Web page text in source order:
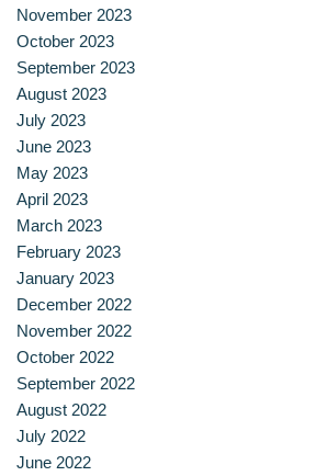
จำนวนบุคลากรและนักศึกษาโรงเรียนการเรือน
ตารางเรียน
ทำเนียบคณบดี
ทิศทางการดำเนินงานของมหาวิทยาลัยสวนดุสิต
ทุนการศึกษา
นักศึกษา
บันทึกเทปกิจกรรม
บุคลากรสายวิชาการ
บุคลากรสายสนับสนุนวิชาการ
November 2023
October 2023
September 2023
August 2023
July 2023
June 2023
May 2023
April 2023
March 2023
February 2023
January 2023
December 2022
November 2022
October 2022
September 2022
August 2022
July 2022
June 2022